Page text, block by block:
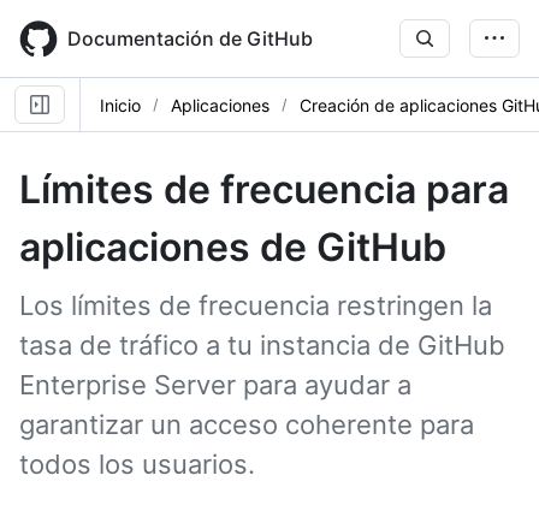
main
content
Documentación de GitHub
Inicio Aplicaciones Creación de aplicaciones
Límites de frecuencia para
aplicaciones de GitHub
Los límites de frecuencia restringen la
tasa de tráfico a tu instancia de GitHub
Enterprise Server para ayudar a
garantizar un acceso coherente para
todos los usuarios.